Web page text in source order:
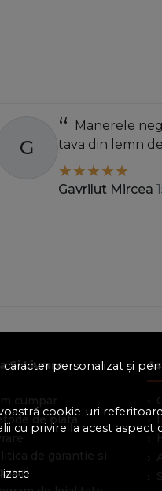
personalizat și
cookie-uri
cu privire la acest aspect
G
Manerele
tava din lemn
Gavrilut Mircea
Si Livrare
cumpar
de plata
de garantie si